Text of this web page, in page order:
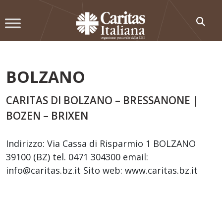
to
BOLZANO
CARITAS DI BOLZANO – BRESSANONE |
BOZEN – BRIXEN
Indirizzo: Via Cassa di Risparmio 1 BOLZANO
39100 (BZ) tel. 0471 304300 email:
info@caritas.bz.it Sito web: www.caritas.bz.it